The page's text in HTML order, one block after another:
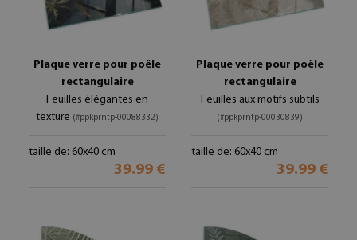
Plaque verre pour poêle
rectangulaire
Feuilles élégantes en
texture (#ppkprntp-00088332)
taille de: 60x40 cm
39.99 €
Plaque verre pour poêle
rectangulaire
Feuilles aux motifs subtils
(#ppkprntp-00030839)
taille de: 60x40 cm
39.99 €